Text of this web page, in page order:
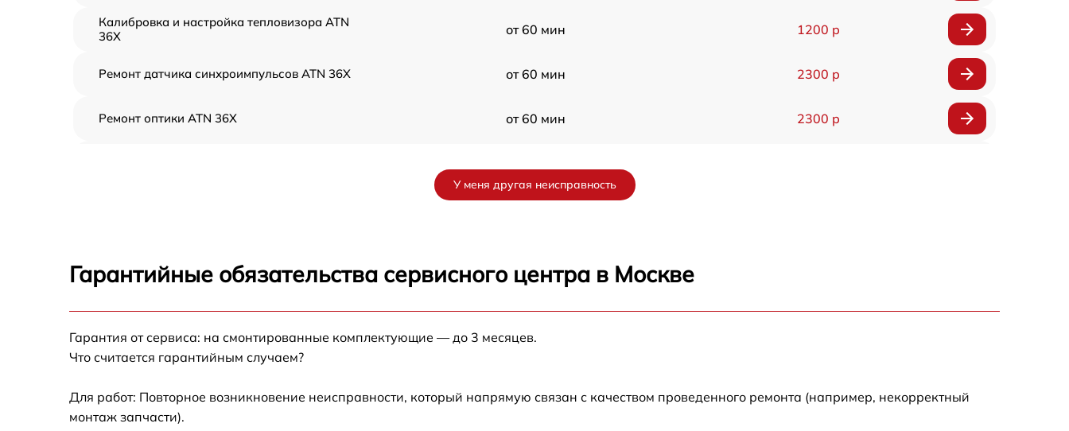
Калибровка и настройка тепловизора ATN
36X
от 60 мин 1200 р
Ремонт датчика синхроимпульсов ATN 36X от 60 мин 2300 р
Ремонт оптики ATN 36X от 60 мин 2300 р
Замена микросхемы усилителя ATN 36X от 60 мин
У меня другая неисправность
Гарантийные обязательства сервисного центра в Москве
Гарантия от сервиса: на смонтированные комплектующие — до 3 месяцев.
Что считается гарантийным случаем?
Для работ: Повторное возникновение неисправности, который напрямую связан с качеством проведенного ремонта (например, некорректный
монтаж запчасти).